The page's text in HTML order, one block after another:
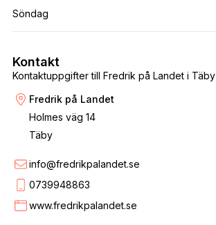
Söndag
Kontaktuppgifter till Fredrik på Landet i Täby
Kontakt
Fredrik på Landet
Holmes väg 14
Täby
info@fredrikpalandet.se
0739948863
www.fredrikpalandet.se